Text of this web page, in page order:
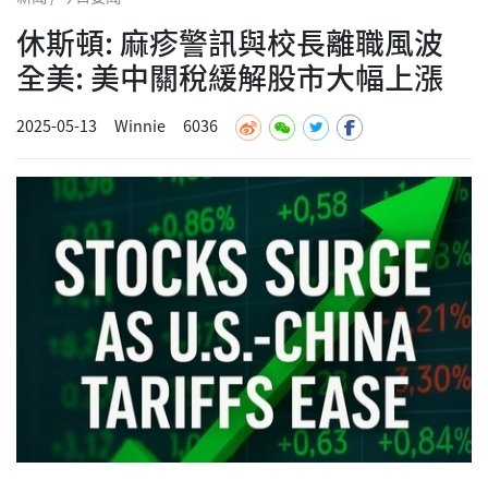
休斯頓: 麻疹警訊與校長離職風波
全美: 美中關稅緩解股市大幅上漲
2025-05-13 Winnie 6036